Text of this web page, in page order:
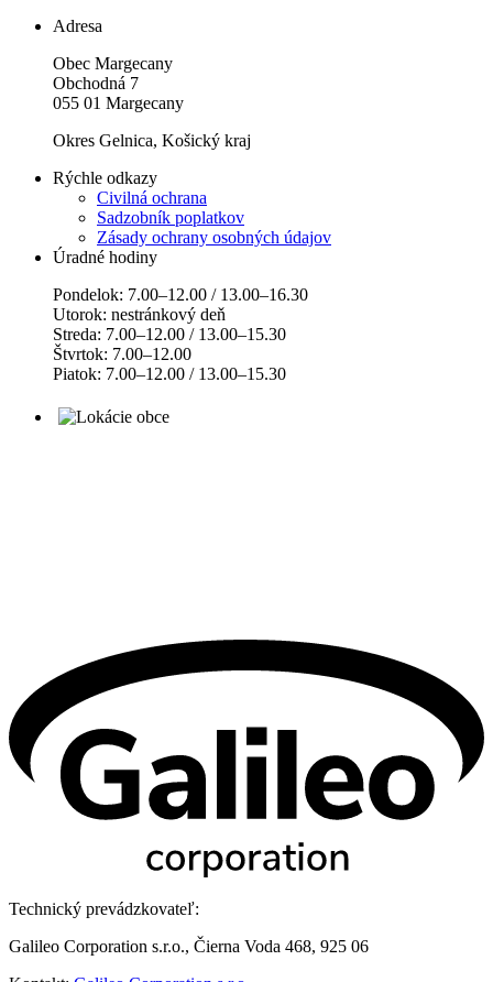
Adresa
Obec Margecany
Obchodná 7
055 01 Margecany
Okres Gelnica, Košický kraj
Rýchle odkazy
Civilná ochrana
Sadzobník poplatkov
Zásady ochrany osobných údajov
Úradné hodiny
Pondelok: 7.00–12.00 / 13.00–16.30
Utorok: nestránkový deň
Streda: 7.00–12.00 / 13.00–15.30
Štvrtok: 7.00–12.00
Piatok: 7.00–12.00 / 13.00–15.30
Technický prevádzkovateľ:
Galileo Corporation s.r.o., Čierna Voda 468, 925 06